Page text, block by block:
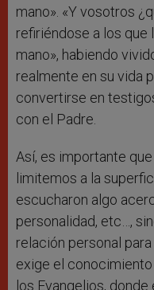
mano». «Y vosotros
refiriéndose a los que
mano», habiendo
realmente en su vida
convertirse en
con el Padre.
Así, es importante
limitemos a la
escucharon algo
personalidad, etc…,
relación personal
exige el
los Evangelios,